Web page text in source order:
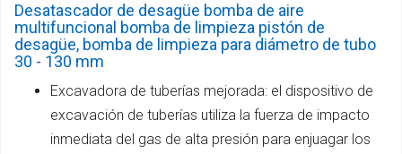
Desatascador de desagüe bomba de aire
multifuncional bomba de limpieza pistón de
desagüe, bomba de limpieza para diámetro de tubo
30 - 130 mm
Excavadora de tuberías mejorada: el dispositivo de
excavación de tuberías utiliza la fuerza de impacto
inmediata del gas de alta presión para enjuagar los